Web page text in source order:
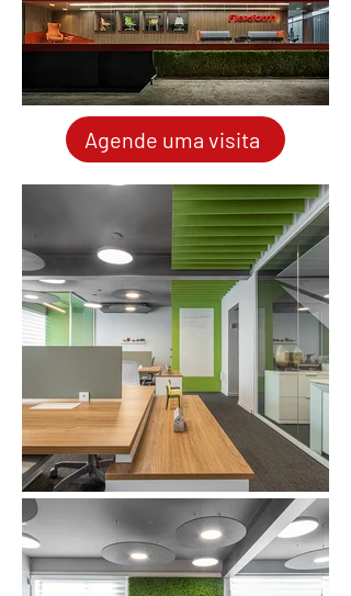
Agende uma visita